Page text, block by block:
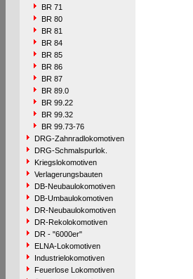
BR 71
BR 80
BR 81
BR 84
BR 85
BR 86
BR 87
BR 89.0
BR 99.22
BR 99.32
BR 99.73-76
DRG-Zahnradlokomotiven
DRG-Schmalspurlok.
Kriegslokomotiven
Verlagerungsbauten
DB-Neubaulokomotiven
DB-Umbaulokomotiven
DR-Neubaulokomotiven
DR-Rekolokomotiven
DR - "6000er"
ELNA-Lokomotiven
Industrielokomotiven
Feuerlose Lokomotiven